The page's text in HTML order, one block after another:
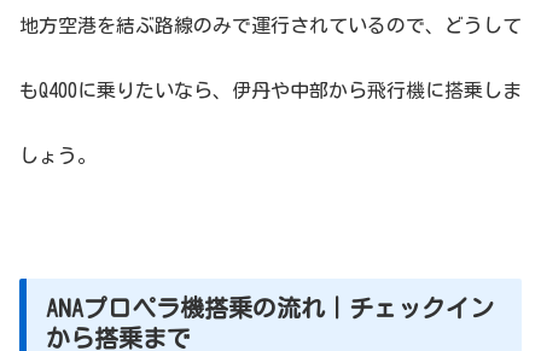
地方空港を結ぶ路線のみで運行されているので、どうして
もQ400に乗りたいなら、伊丹や中部から飛行機に搭乗しま
しょう。
ANAプロペラ機搭乗の流れ｜チェックイン
から搭乗まで